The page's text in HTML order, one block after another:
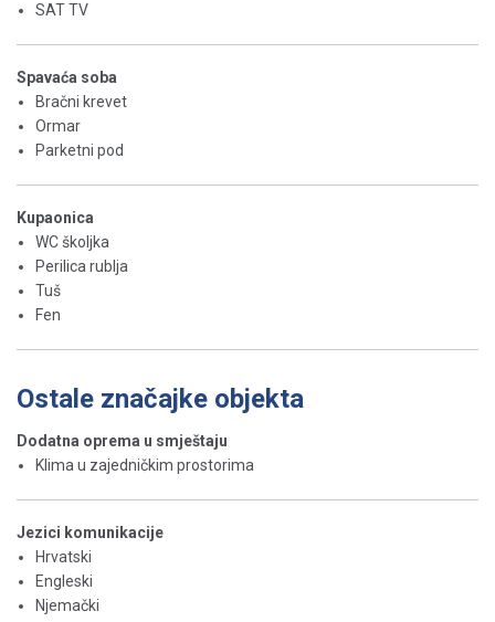
SAT TV
Spavaća soba
Bračni krevet
Ormar
Parketni pod
Kupaonica
WC školjka
Perilica rublja
Tuš
Fen
Ostale značajke objekta
Dodatna oprema u smještaju
Klima u zajedničkim prostorima
Jezici komunikacije
Hrvatski
Engleski
Njemački